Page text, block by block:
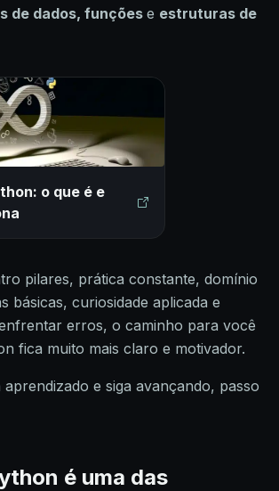
de dados, funções e estruturas de
o que é e
pilares, prática constante, domínio
básicas, curiosidade aplicada e
erros, o caminho para você
fica muito mais claro e motivador.
e siga avançando, passo
é uma das